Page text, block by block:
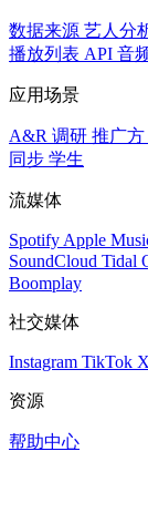
数据来源 艺人分
播放列表 API 音
应用场景
A&R 调研 推广方
同步 学生
流媒体
Spotify Apple
SoundCloud Tidal
Boomplay
社交媒体
Instagram TikTok
资源
帮助中心